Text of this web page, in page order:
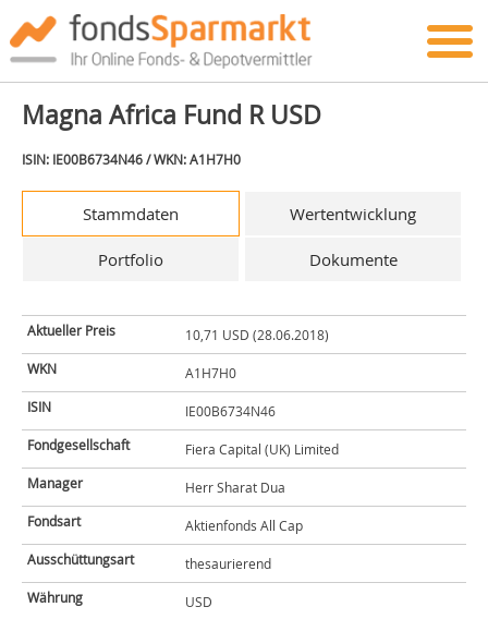
Magna Africa Fund R USD
ISIN: IE00B6734N46 / WKN: A1H7H0
Stammdaten Wertentwicklung
Portfolio Dokumente
Aktueller Preis
10,71 USD (28.06.2018)
WKN
A1H7H0
ISIN
IE00B6734N46
Fondgesellschaft
Fiera Capital (UK) Limited
Manager
Herr Sharat Dua
Fondsart
Aktienfonds All Cap
Ausschüttungsart
thesaurierend
Währung
USD